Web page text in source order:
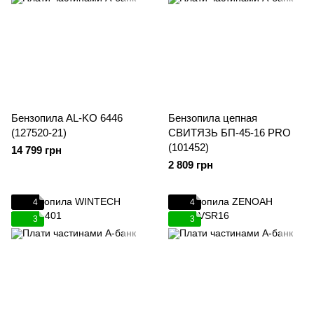
Бензопила AL-KO 6446
(127520-21)
14 799 грн
Бензопила цепная
СВИТЯЗЬ БП-45-16 PRO
(101452)
2 809 грн
4
3
4
3